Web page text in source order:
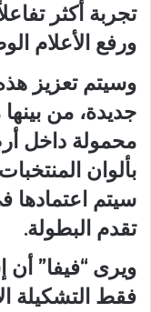
تجربة أكثر
ورفع الأعلام
وسيتم تعزيز
جديدة، من
محمولة داخل
بألوان
سيتم اعتمادها
تقدم البطولة.
ويرى “فيفا” أن
فقط التشكيلة